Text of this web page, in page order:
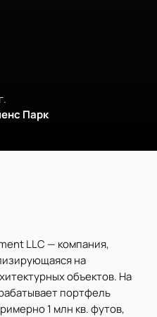
г.
Парк
LLC — компания,
на
объектов. На
портфель
1 млн кв. футов,